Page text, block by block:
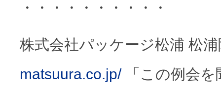
・・・・・・・・・・
株式会社パッケージ松浦 松
matsuura.co.jp/「この例会を